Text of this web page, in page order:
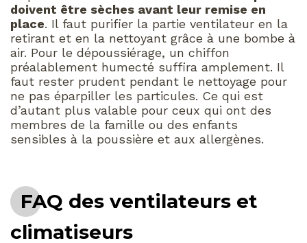
doivent être sèches avant leur remise en
place. Il faut purifier la partie ventilateur en la
retirant et en la nettoyant grâce à une bombe à
air. Pour le dépoussiérage, un chiffon
préalablement humecté suffira amplement. Il
faut rester prudent pendant le nettoyage pour
ne pas éparpiller les particules. Ce qui est
d’autant plus valable pour ceux qui ont des
membres de la famille ou des enfants
sensibles à la poussière et aux allergènes.
FAQ des ventilateurs et
climatiseurs